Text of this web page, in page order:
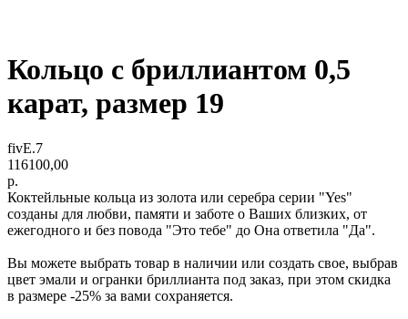
Кольцо с бриллиантом 0,5
карат, размер 19
fivE.7
116100,00
р.
Коктейльные кольца из золота или серебра серии "Yes"
созданы для любви, памяти и заботе о Ваших близких, от
ежегодного и без повода "Это тебе" до Она ответила "Да".
Вы можете выбрать товар в наличии или создать свое, выбрав
цвет эмали и огранки бриллианта под заказ, при этом скидка
в размере -25% за вами сохраняется.